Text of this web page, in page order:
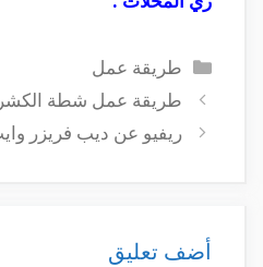
التصنيفات
طريقة عمل
طريقة عمل شطة
ريفيو عن ديب فريزر
أضف تعليق